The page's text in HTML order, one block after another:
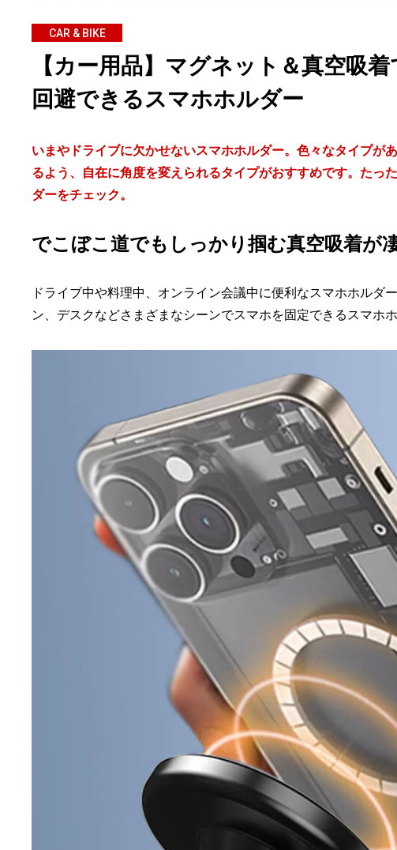
CAR & BIKE
【カー用品】マグネット＆真空吸
回避できるスマホホルダー
いまやドライブに欠かせないスマホホルダー。色々なタイプが
るよう、自在に角度を変えられるタイプがおすすめです。たっ
ダーをチェック。
でこぼこ道でもしっかり掴む真空吸着が
ドライブ中や料理中、オンライン会議中に便利なスマホホルダ
ン、デスクなどさまざまなシーンでスマホを固定できるスマホ